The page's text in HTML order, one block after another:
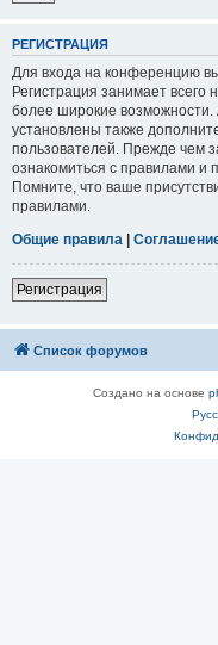
РЕГИСТРАЦИЯ
Для входа на конференцию
Регистрация занимает всего
более широкие
установлены также
пользователей. Прежде чем
ознакомиться с правилами и
Помните, что ваше
правилами.
Общие правила |
Регистрация
Список форумов
Создано на основе